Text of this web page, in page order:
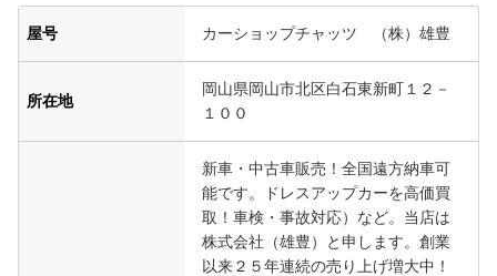
屋号 カーショップチャッツ （株）雄豊
所在地
岡山県岡山市北区白石東新町１２－
１００
新車・中古車販売！全国遠方納車可
能です。ドレスアップカーを高価買
取！車検・事故対応）など。当店は
株式会社（雄豊）と申します。創業
以来２５年連続の売り上げ増大中！